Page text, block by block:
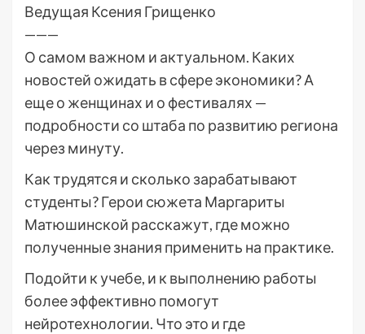
Ведущая Ксения Грищенко
———
О самом важном и актуальном. Каких
новостей ожидать в сфере экономики? А
еще о женщинах и о фестивалях —
подробности со штаба по развитию региона
через минуту.
Как трудятся и сколько зарабатывают
студенты? Герои сюжета Маргариты
Матюшинской расскажут, где можно
полученные знания применить на практике.
Подойти к учебе, и к выполнению работы
более эффективно помогут
нейротехнологии. Что это и где